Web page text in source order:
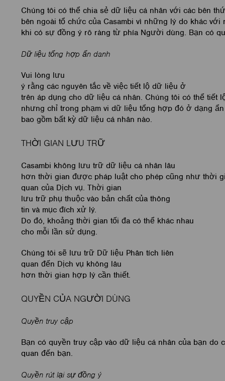
Chúng tôi có thể chia sẻ dữ liệu cá nhân với các bên
bên ngoài tổ chức của Casambi vì những lý do khác
khi có sự đồng ý rõ ràng từ phía Người dùng. Bạn có
Dữ liệu tổng hợp ẩn danh
Vui lòng lưu
ý rằng các nguyên tắc về việc tiết lộ dữ liệu ở
trên áp dụng cho dữ liệu cá nhân. Chúng tôi có thể tiết
nhưng chỉ trong phạm vi dữ liệu tổng hợp đó ở dạng
bao gồm bất kỳ dữ liệu cá nhân nào.
THỜI GIAN LƯU TRỮ
Casambi không lưu trữ dữ liệu cá nhân lâu
hơn thời gian được pháp luật cho phép cũng như thời
quan của Dịch vụ. Thời gian
lưu trữ phụ thuộc vào bản chất của thông
tin và mục đích xử lý.
Do đó, khoảng thời gian tối đa có thể khác nhau
cho mỗi lần sử dụng.
Chúng tôi sẽ lưu trữ Dữ liệu Phân tích liên
quan đến Dịch vụ không lâu
hơn thời gian hợp lý cần thiết.
QUYỀN CỦA NGƯỜI DÙNG
Quyền truy cập
Bạn có quyền truy cập vào dữ liệu cá nhân của bạn
quan đến bạn.
Quyền rút lại sự đồng ý